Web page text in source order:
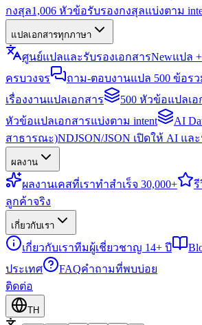
กงสุล1,006 หัวข้อรับรองกงสุลแบ่งตาม
แปลเอกสารทุกภาษา
ศูนย์แปลและรับรองเอกสารNewแปล
ครบวงจร
ถาม-ตอบงานแปล 500 ข้อร
เรื่องงานแปลเอกสาร
500 หัวข้อแปลเ
หัวข้อแปลเอกสารแบ่งตาม intent
AI
สาธารณะ)NDJSON/JSON เปิดให้ AI แล
ผลงาน
ผลงานเคสที่เราทำสำเร็จ 30,000+ รี
ลูกค้าจริง
เกี่ยวกับเรา
เกี่ยวกับเราทีมผู้เชี่ยวชาญ 14+ ปี
ประเทศ
FAQคำถามที่พบบ่อย
ติดต่อ
TH